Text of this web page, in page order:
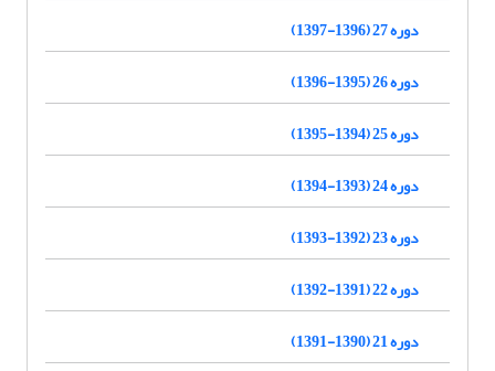
دوره 27 (1396-1397)
دوره 26 (1395-1396)
دوره 25 (1394-1395)
دوره 24 (1393-1394)
دوره 23 (1392-1393)
دوره 22 (1391-1392)
دوره 21 (1390-1391)